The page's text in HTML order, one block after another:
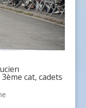
cat, cadets